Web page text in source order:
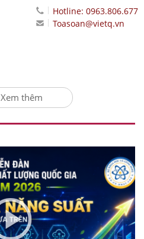
Hotline: 0963.806.677
Toasoan@vietq.vn
Xem thêm